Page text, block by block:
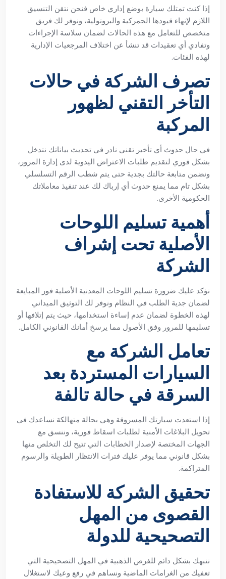
إذا كنت تمتلك سيارة بوضع إداري خاص فنحن نتقن التنسيق
اللازم لإنهاء قيودها الجمركية والبروتولية، ونوفر لك فريق
متخصص للتعامل مع هذه الحالات لضمان سلاسة الإجراءات
وتفادي أي تعقيدات قد تنشأ عن اختلاف المرجعيات الإدارية
لهذه الفئات.
تصرف الشركة في حالات
التأخر التقني لظهور
المركبة
في حال حدوث أي تأخير تقني نادر في تحديث بياناتك نتدخل
بشكل فوري لتقديم طلبات الاعتراض اليدوية لدى إدارة المرور،
ونضمن متابعة حالتك بجدية حتى يتم شطب الرقم التسلسلي
بشكل تام مما يمنع حدوث أي إرباك لك عند تنفيذ معاملاتك
الحكومية الأخرى.
أهمية تسليم اللوحات
الأصلية تحت إشراف
الشركة
نؤكد عليك ضرورة تسليم اللوحات المعدنية الأصلية فور المبايعة
لضمان جدية الطلب في النظام ونوفر لك التوثيق الميداني
لهذه الخطوة لضمان عدم إساءة استخدامها، حيث يتم إتلافها أو
تسليمها للمرور وفق الأصول مما يرسخ أمانك القانوني الكامل.
تعامل الشركة مع
السيارات المستردة بعد
السرقة في حالة تالفة
إذا استعدت سيارتك المسروقة وهي بحالة متهالكة نساعدك في
تحويل البلاغات الأمنية لطلبات اسقاط فورية، وننسق مع
الجهات المختصة لإصدار الخطابات التي تتيح لك التخلص منها
بشكل قانوني مما يوفر عليك فترات الانتظار الطويلة والرسوم
المتراكمة.
تحقيق الشركة للاستفادة
القصوى من المهل
التصحيحية للدولة
ننبهك بشكل دائم للفرص الذهبية في المهل التصحيحية التي
تعفيك من الغرامات الماضية ونساهم في رفع وعيك لاستغلال